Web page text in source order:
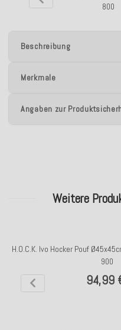
800
Beschreibung
Merkmale
Angaben zur
Weitere
H.O.C.K. Ivo Hocker Pouf
900
94,99